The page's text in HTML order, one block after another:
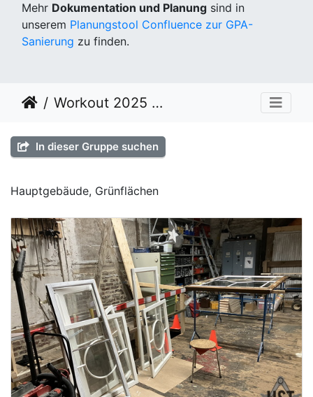
Mehr Dokumentation und Planung sind in
unserem Planungstool Confluence zur GPA-
Sanierung zu finden.
Workout 2025 KW 42
In dieser Gruppe suchen
Hauptgebäude, Grünflächen